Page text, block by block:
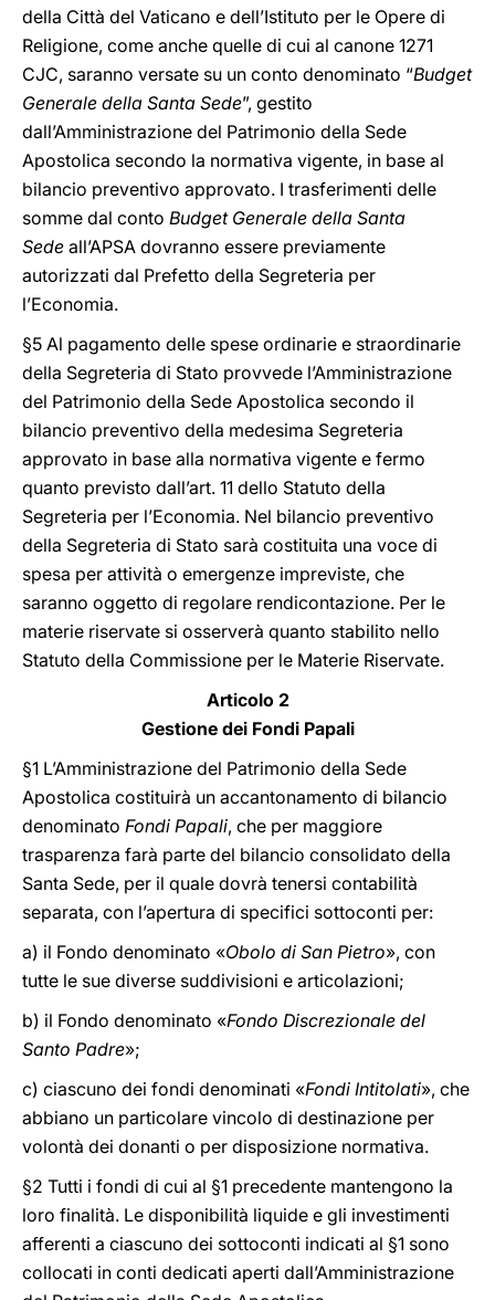
della Città del Vaticano e dell’Istituto per le Opere di
Religione, come anche quelle di cui al canone 1271
CJC, saranno versate su un conto denominato “Budget
Generale della Santa Sede”, gestito
dall’Amministrazione del Patrimonio della Sede
Apostolica secondo la normativa vigente, in base al
bilancio preventivo approvato. I trasferimenti delle
somme dal conto Budget Generale della Santa
Sede all’APSA dovranno essere previamente
autorizzati dal Prefetto della Segreteria per
l’Economia.
§5 Al pagamento delle spese ordinarie e straordinarie
della Segreteria di Stato provvede l’Amministrazione
del Patrimonio della Sede Apostolica secondo il
bilancio preventivo della medesima Segreteria
approvato in base alla normativa vigente e fermo
quanto previsto dall’art. 11 dello Statuto della
Segreteria per l’Economia. Nel bilancio preventivo
della Segreteria di Stato sarà costituita una voce di
spesa per attività o emergenze impreviste, che
saranno oggetto di regolare rendicontazione. Per le
materie riservate si osserverà quanto stabilito nello
Statuto della Commissione per le Materie Riservate.
Articolo 2
Gestione dei Fondi Papali
§1 L’Amministrazione del Patrimonio della Sede
Apostolica costituirà un accantonamento di bilancio
denominato Fondi Papali, che per maggiore
trasparenza farà parte del bilancio consolidato della
Santa Sede, per il quale dovrà tenersi contabilità
separata, con l’apertura di specifici sottoconti per:
a) il Fondo denominato «Obolo di San Pietro», con
tutte le sue diverse suddivisioni e articolazioni;
b) il Fondo denominato «Fondo Discrezionale del
Santo Padre»;
c) ciascuno dei fondi denominati «Fondi Intitolati», che
abbiano un particolare vincolo di destinazione per
volontà dei donanti o per disposizione normativa.
§2 Tutti i fondi di cui al §1 precedente mantengono la
loro finalità. Le disponibilità liquide e gli investimenti
afferenti a ciascuno dei sottoconti indicati al §1 sono
collocati in conti dedicati aperti dall’Amministrazione